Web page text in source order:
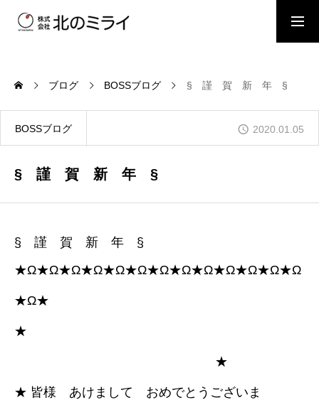
会社概要
事業内容
ブログ BOSSブログ § 謹 賀 新 年 §
BOSSブログ 2020.01.05
§ 謹 賀 新 年 §
§ 謹 賀 新 年 §
★Ω★Ω★Ω★Ω★Ω★Ω★Ω★Ω★Ω★Ω★Ω★Ω★Ω
★Ω★
★
★
★ 皆様 あけまして おめでとうございま